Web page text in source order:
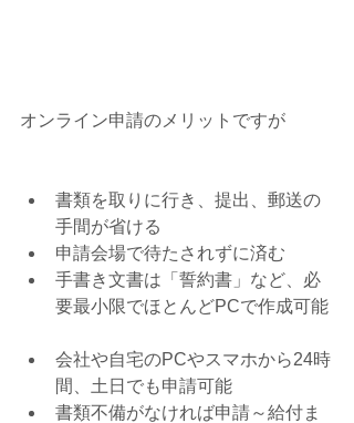
オンライン申請のメリットですが
書類を取りに行き、提出、郵送の
手間が省ける
申請会場で待たされずに済む
手書き文書は「誓約書」など、必
要最小限でほとんどPCで作成可能
会社や自宅のPCやスマホから24時
間、土日でも申請可能
書類不備がなければ申請～給付ま